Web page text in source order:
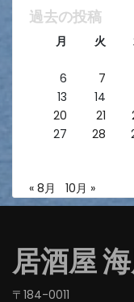
過去の投稿
月 火
6
7
13
14
20
21
27
28
« 8月 10月 »
居酒屋
〒184-0011